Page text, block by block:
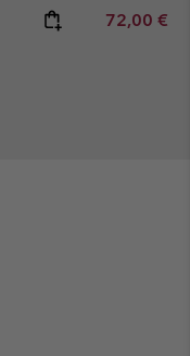
Minimum
72,00 €